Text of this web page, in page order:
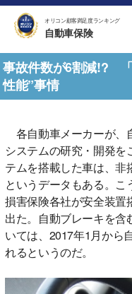
オリコン顧客満足度ランキング
自動車保険
事故件数が6割減!?
性能”事情
各自動車メーカーが、
システムの研究・開発
テムを搭載した車は、
というデータもある。
損害保険各社が安全装置
出た。自動ブレーキを含
いては、2017年1月から
れるというのだ。